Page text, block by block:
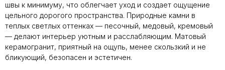
швы к минимуму, что облегчает уход и создает ощущение
цельного дорогого пространства. Природные камни в
теплых светлых оттенках — песочный, медовый, кремовый
— делают интерьер уютным и расслабляющим. Матовый
керамогранит, приятный на ощупь, менее скользкий и не
бликующий, безопасен и эстетичен.